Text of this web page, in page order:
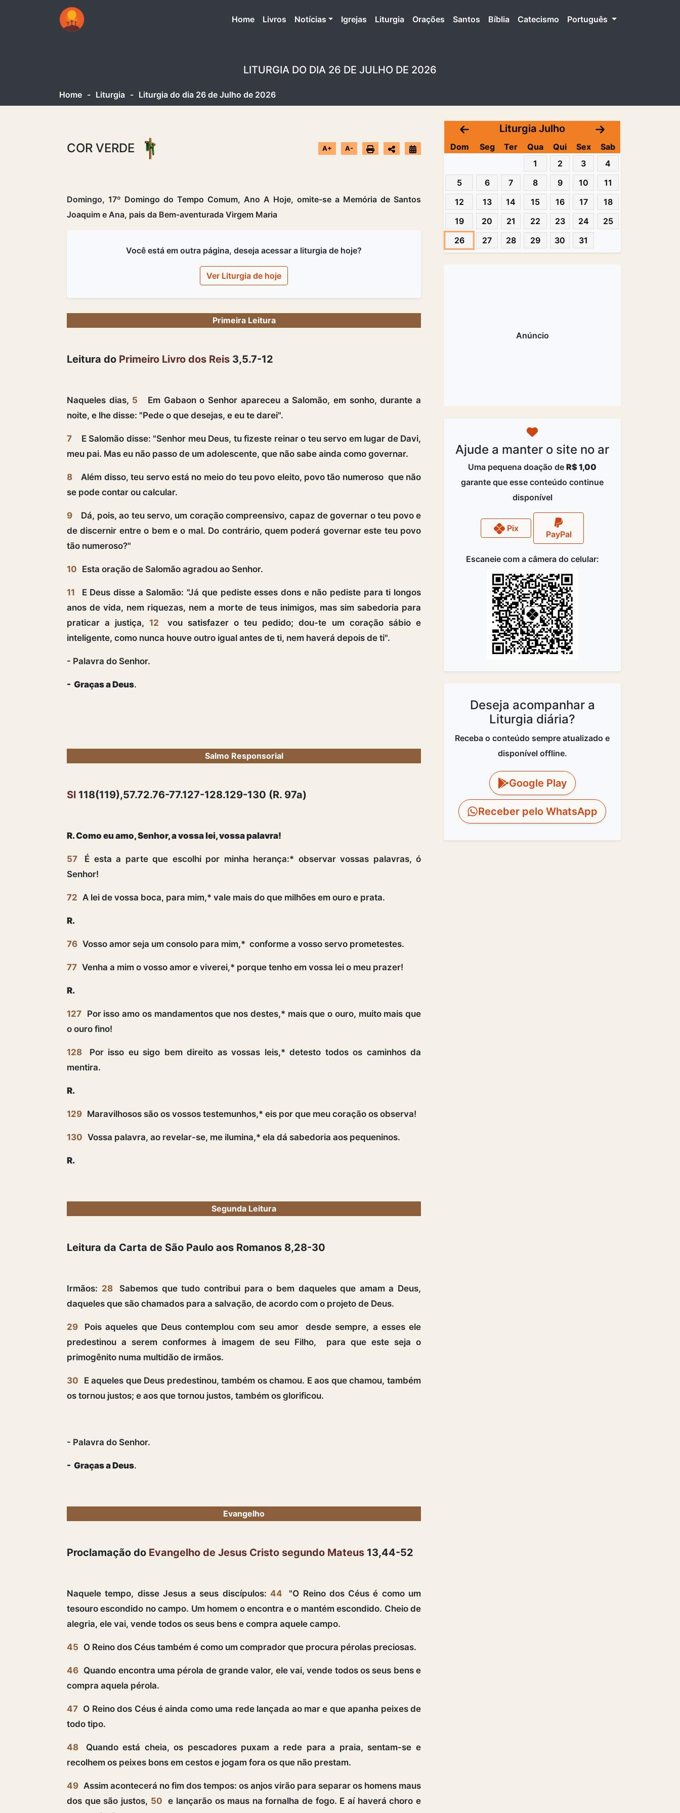
Home(atual)
Livros Notícias Igrejas Liturgia Orações Santos Bíblia Catecismo Português
LITURGIA DO DIA 26 DE JULHO DE 2026
Home - Liturgia - Liturgia do dia 26 de Julho de 2026
COR VERDE A+ A-
Domingo, 17º Domingo do Tempo Comum, Ano A Hoje, omite-se a Memória de Santos
Joaquim e Ana, pais da Bem-aventurada Virgem Maria
Você está em outra página, deseja acessar a liturgia de hoje?
Ver Liturgia de hoje
Primeira Leitura
Leitura do Primeiro Livro dos Reis 3,5.7-12
Naqueles dias, 5
Em Gabaon o Senhor apareceu a Salomão, em sonho, durante a
noite, e lhe disse: "Pede o que desejas, e eu te darei".
7
E Salomão disse: "Senhor meu Deus, tu fizeste reinar o teu servo em lugar de Davi,
meu pai. Mas eu não passo de um adolescente, que não sabe ainda como governar.
8
Além disso, teu servo está no meio do teu povo eleito, povo tão numeroso que não
se pode contar ou calcular.
9
Dá, pois, ao teu servo, um coração compreensivo, capaz de governar o teu povo e
de discernir entre o bem e o mal. Do contrário, quem poderá governar este teu povo
tão numeroso?"
10 Esta oração de Salomão agradou ao Senhor.
11
E Deus disse a Salomão: "Já que pediste esses dons e não pediste para ti longos
anos de vida, nem riquezas, nem a morte de teus inimigos, mas sim sabedoria para
praticar a justiça,12
vou satisfazer o teu pedido; dou-te um coração sábio e
inteligente, como nunca houve outro igual antes de ti, nem haverá depois de ti".
- Palavra do Senhor.
- Graças a Deus.
Salmo Responsorial
Sl 118(119),57.72.76-77.127-128.129-130 (R. 97a)
R. Como eu amo, Senhor, a vossa lei, vossa palavra!
57
É esta a parte que escolhi por minha herança:* observar vossas palavras, ó
Senhor!
72 A lei de vossa boca, para mim,* vale mais do que milhões em ouro e prata.
R.
76 Vosso amor seja um consolo para mim,* conforme a vosso servo prometestes.
77 Venha a mim o vosso amor e viverei,* porque tenho em vossa lei o meu prazer!
R.
127 Por isso amo os mandamentos que nos destes,* mais que o ouro, muito mais que
o ouro fino!
128
Por isso eu sigo bem direito as vossas leis,* detesto todos os caminhos da
mentira.
R.
129 Maravilhosos são os vossos testemunhos,* eis por que meu coração os observa!
130 Vossa palavra, ao revelar-se, me ilumina,* ela dá sabedoria aos pequeninos.
R.
Segunda Leitura
Leitura da Carta de São Paulo aos Romanos 8,28-30
Irmãos: 28
Sabemos que tudo contribui para o bem daqueles que amam a Deus,
daqueles que são chamados para a salvação, de acordo com o projeto de Deus.
29
Pois aqueles que Deus contemplou com seu amor desde sempre, a esses ele
predestinou a serem conformes à imagem de seu Filho, para que este seja o
primogênito numa multidão de irmãos.
30
E aqueles que Deus predestinou, também os chamou. E aos que chamou, também
os tornou justos; e aos que tornou justos, também os glorificou.
- Palavra do Senhor.
- Graças a Deus.
Evangelho
Proclamação do Evangelho de Jesus Cristo segundo Mateus 13,44-52
Naquele tempo, disse Jesus a seus discípulos: 44
"O Reino dos Céus é como um
tesouro escondido no campo. Um homem o encontra e o mantém escondido. Cheio de
alegria, ele vai, vende todos os seus bens e compra aquele campo.
45 O Reino dos Céus também é como um comprador que procura pérolas preciosas.
46 Quando encontra uma pérola de grande valor, ele vai, vende todos os seus bens e
compra aquela pérola.
47 O Reino dos Céus é ainda como uma rede lançada ao mar e que apanha peixes de
todo tipo.
48
Quando está cheia, os pescadores puxam a rede para a praia, sentam-se e
recolhem os peixes bons em cestos e jogam fora os que não prestam.
49 Assim acontecerá no fim dos tempos: os anjos virão para separar os homens maus
dos que são justos, 50 e lançarão os maus na fornalha de fogo. E aí haverá choro e
Liturgia Julho
Dom Seg Ter Qua Qui Sex
Sab
1
2 3
4
5
6 7 8 9 10
11
12
13 14 15 16 17
18
19
20 21 22 23 24
25
26
27 28 29 30 31
Ajude a manter o site no ar
Uma pequena doação de R$ 1,00
garante que esse conteúdo continue
disponível
Pix
PayPal
Escaneie com a câmera do celular:
Deseja acompanhar a
Liturgia diária?
Receba o conteúdo sempre atualizado e
disponível offline.
Google Play
Receber pelo WhatsApp